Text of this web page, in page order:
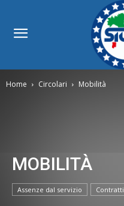
Home Circolari Mobilità
MOBILITÀ
Assenze dal servizio Contratti